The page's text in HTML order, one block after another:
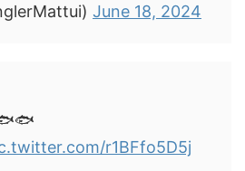
June 18, 2024
r1BFfo5D5j